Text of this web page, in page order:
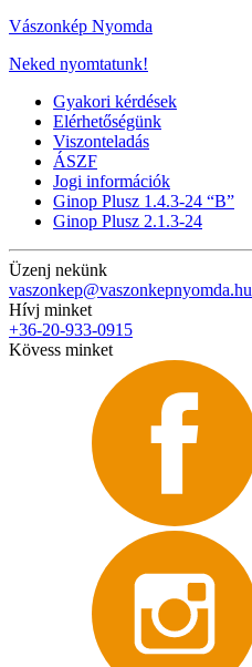
Vászonkép Nyomda
Neked nyomtatunk!
Gyakori kérdések
Elérhetőségünk
Viszonteladás
ÁSZF
Jogi információk
Ginop Plusz 1.4.3-24 “B”
Ginop Plusz 2.1.3-24
Üzenj nekünk
vaszonkep@vaszonkepnyomda.hu
Hívj minket
+36-20-933-0915
Kövess minket